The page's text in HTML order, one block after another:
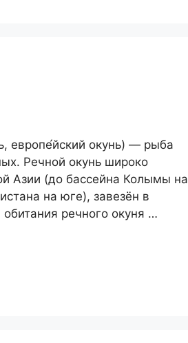
европе́йский окунь) — рыба
Речной окунь широко
Азии (до бассейна Колымы на
на юге), завезён в
речного окуня …